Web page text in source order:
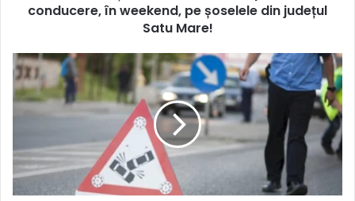
conducere, în weekend, pe șoselele din județul
Satu Mare!